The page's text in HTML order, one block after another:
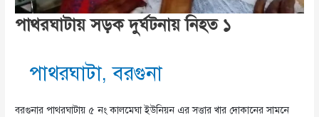
পাথরঘাটায় সড়ক দুর্ঘটনায় নিহত ১
পাথরঘাটা,বরগুনা
বরগুনার পাথরঘাটায় ৫ নং কালমেঘা ইউনিয়ন এর সত্তার খার দোকানের সামনে